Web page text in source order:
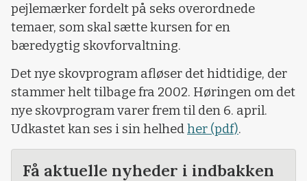
pejlemærker fordelt på seks overordnede
temaer, som skal sætte kursen for en
bæredygtig skovforvaltning.
Det nye skovprogram afløser det hidtidige, der
stammer helt tilbage fra 2002. Høringen om det
nye skovprogram varer frem til den 6. april.
Udkastet kan ses i sin helhedher (pdf).
Få aktuelle nyheder i indbakken